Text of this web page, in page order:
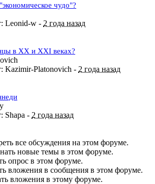
чудо"?
Leonid-w - 2 года назад
в XX и XXI веках?
Kazimir-Platonovich - 2 года назад
Shapa - 2 года назад
все обсуждения на этом форуме.
новые темы в этом форуме.
опрос в этом форуме.
вложения в сообщения в этом форуме.
вложения в этому форуме.